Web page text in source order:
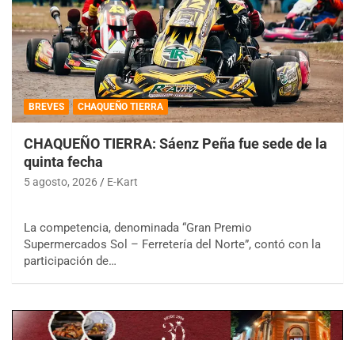
BREVES CHAQUEÑO TIERRA
CHAQUEÑO TIERRA: Sáenz Peña fue sede de la
quinta fecha
5 agosto, 2026 E-Kart
La competencia, denominada “Gran Premio
Supermercados Sol – Ferretería del Norte”, contó con la
participación de…